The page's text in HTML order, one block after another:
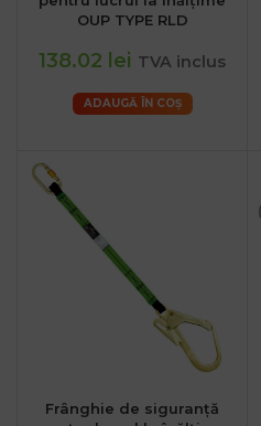
OUP TYPE RLD
138.02 lei TVA inclus
ADAUGĂ ÎN COȘ
Frânghie de siguranță